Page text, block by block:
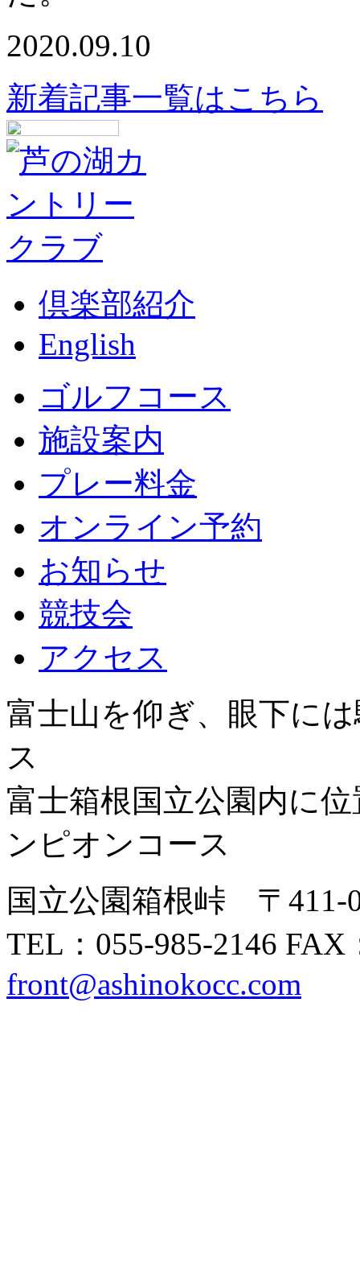
2020.09.10
新着記事一覧はこちら
倶楽部紹介
English
ゴルフコース
施設案内
プレー料金
オンライン予約
お知らせ
競技会
アクセス
富士山を仰ぎ、眼下に
ス
富士箱根国立公園内に
ンピオンコース
国立公園箱根峠 〒
TEL：055-985-2146
front@ashinokocc.com